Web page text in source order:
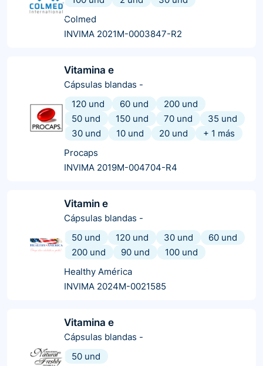
Colmed
INVIMA 2021M-0003847-R2
Vitamina e
Cápsulas blandas -
120 und
60 und
200 und
50 und
150 und 70 und
35 und
30 und
10 und 20 und + 1 más
Procaps
INVIMA 2019M-004704-R4
Vitamin e
Cápsulas blandas -
50 und
120 und 30 und
60 und
200 und
90 und
100 und
Healthy América
INVIMA 2024M-0021585
Vitamina e
Cápsulas blandas -
50 und